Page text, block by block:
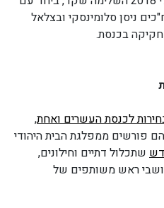
ניסן סלומינסקי ובצלאל
בכנסת.
לכנסת העשרים ואחת,
פורשים ממפלגת הבית היהודי
שתכלול דתיים וחילונים,
ראש משותפים של